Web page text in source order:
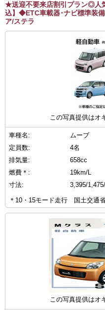
★送迎不要来店割引プラン◎人
込】◆ETC車載器･ナビ標準装
ア/ステラ
この写真提供はオ
車種名:
ムーブ
定員数:
4名
排気量:
658cc
燃費＊:
19km/L
寸法:
3,395/
＊10・15モード走行 国土交通
この写真提供はオ